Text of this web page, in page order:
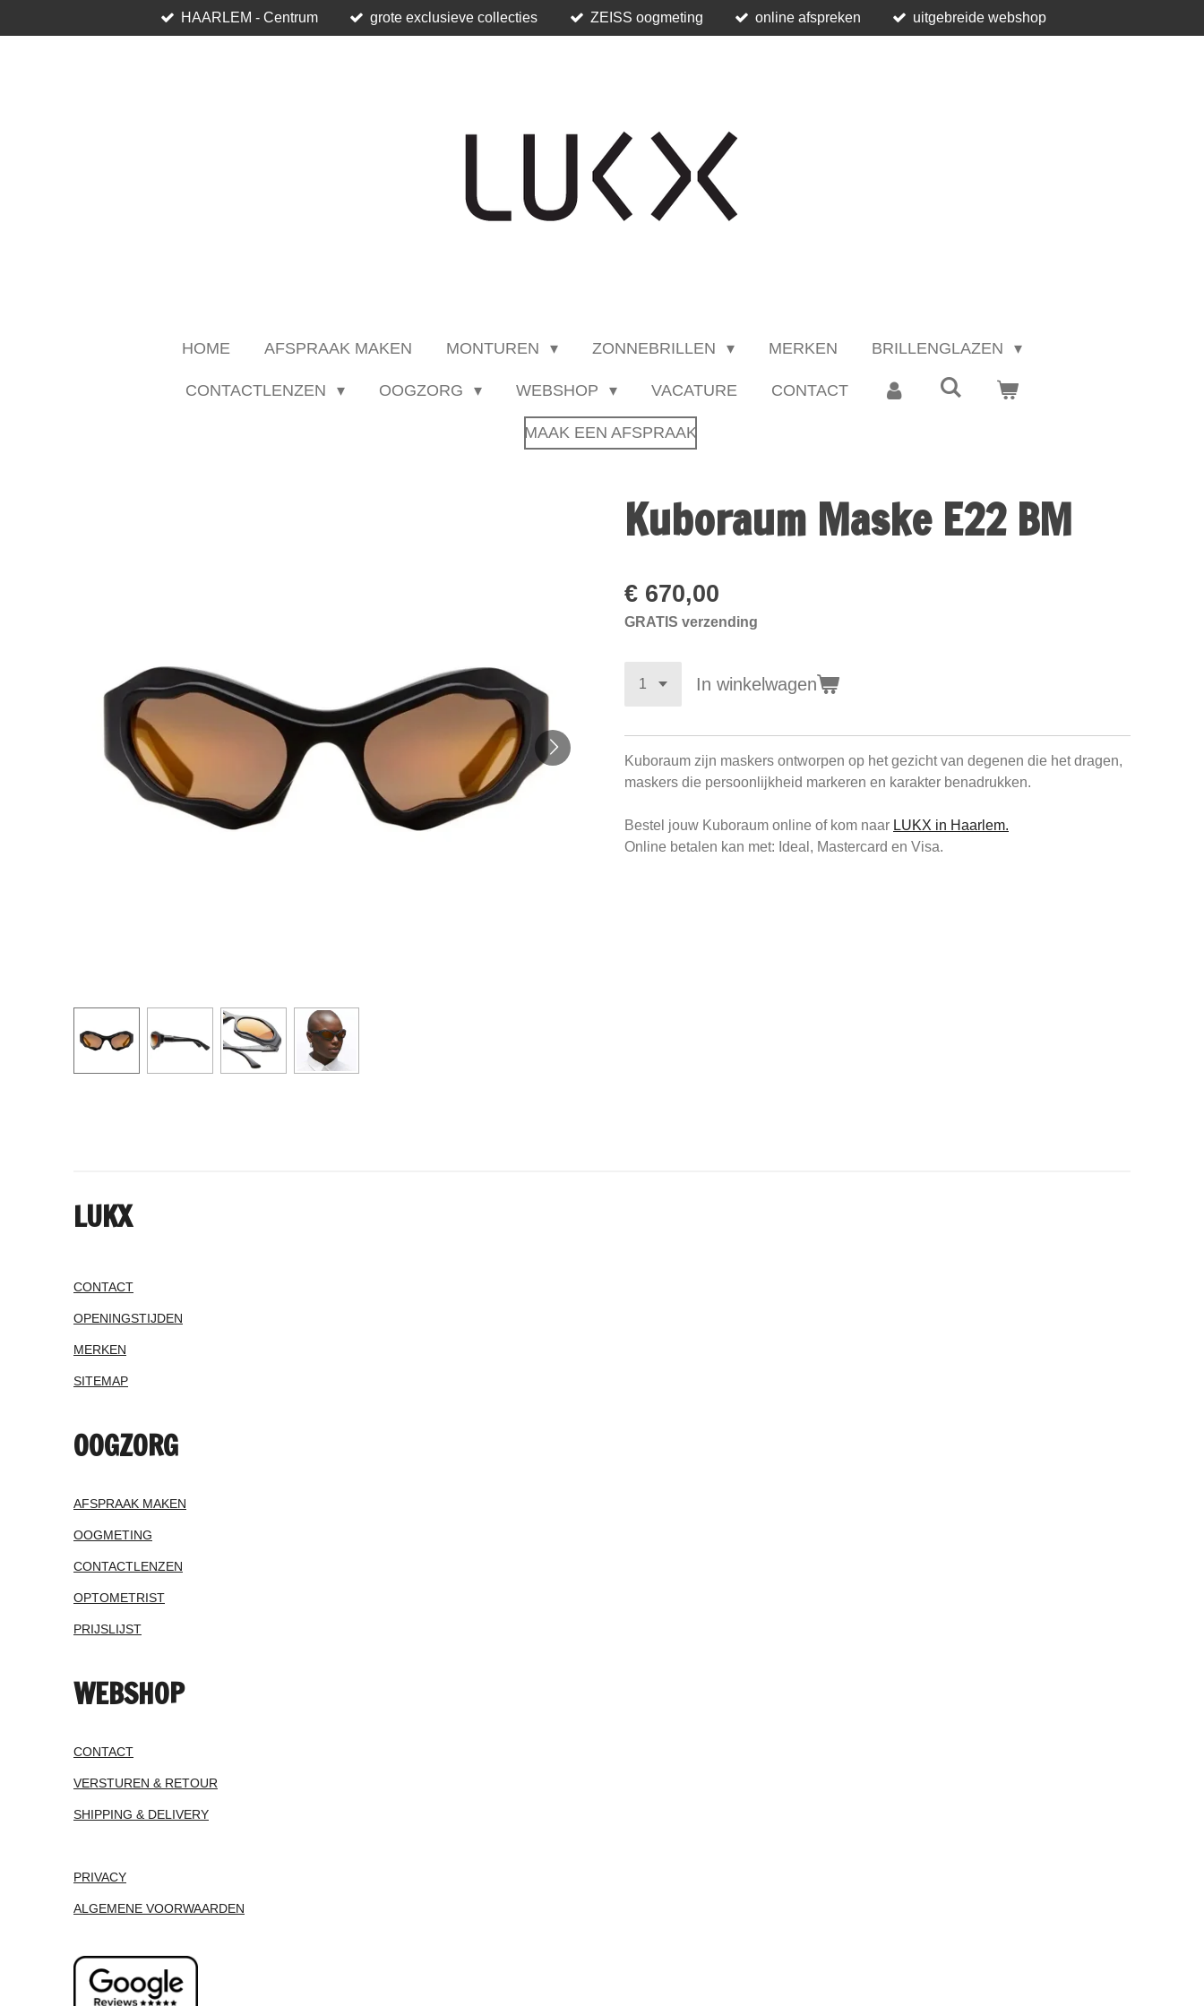
direct
HAARLEM - Centrum grote exclusieve collecties ZEISS oogmeting online afspreken uitgebreide webshop
HOME AFSPRAAK MAKEN MONTUREN ZONNEBRILLEN MERKEN BRILLENGLAZEN
CONTACTLENZEN OOGZORG WEBSHOP VACATURE CONTACT
MAAK EEN AFSPRAAK
Kuboraum Maske E22 BM
€ 670,00
GRATIS verzending
In winkelwagen
Kuboraum zijn maskers ontworpen op het gezicht van degenen die het dragen,
maskers die persoonlijkheid markeren en karakter benadrukken.
Bestel jouw Kuboraum online of kom naar LUKX in Haarlem.
Online betalen kan met: Ideal, Mastercard en Visa.
LUKX
CONTACT
OPENINGSTIJDEN
MERKEN
SITEMAP
OOGZORG
AFSPRAAK MAKEN
OOGMETING
CONTACTLENZEN
OPTOMETRIST
PRIJSLIJST
WEBSHOP
CONTACT
VERSTUREN & RETOUR
SHIPPING & DELIVERY
PRIVACY
ALGEMENE VOORWAARDEN